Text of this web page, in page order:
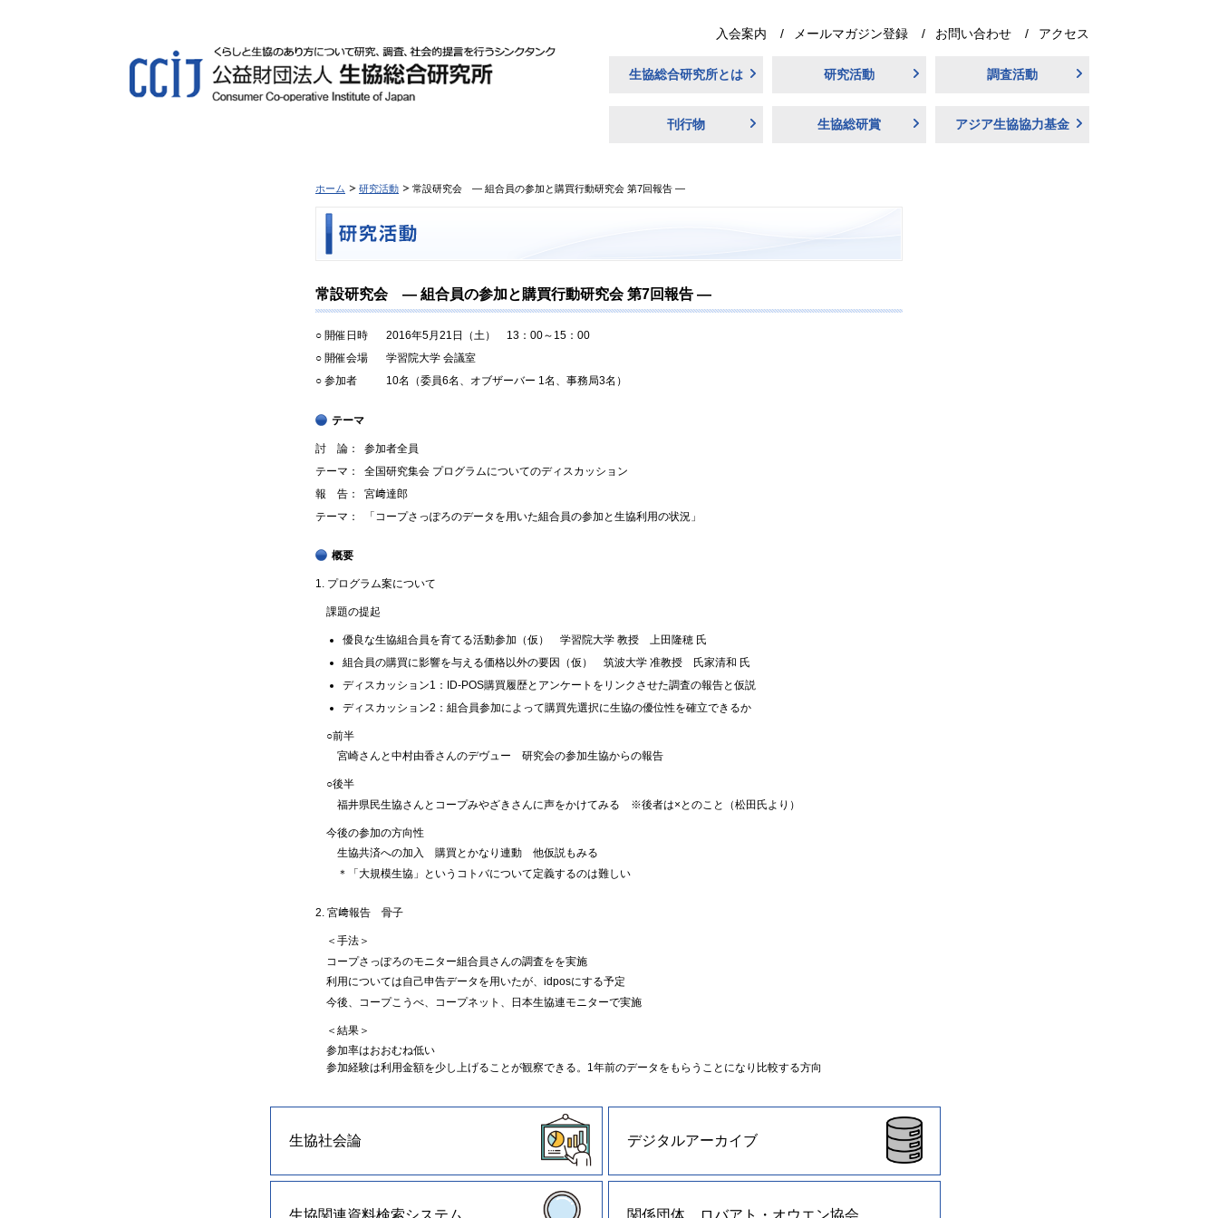
入会案内 メールマガジン登録 お問い合わせ アクセス
生協総合研究所とは 研究活動 調査活動
刊行物 生協総研賞 アジア生協協力基金
ホーム 研究活動 常設研究会 ― 組合員の参加と購買行動研究会 第7回報告 ―
常設研究会 ― 組合員の参加と購買行動研究会 第7回報告 ―
○ 開催日時
2016年5月21日（土） 13：00～15：00
○ 開催会場
学習院大学 会議室
○ 参加者
10名（委員6名、オブザーバー 1名、事務局3名）
テーマ
討 論：
参加者全員
テーマ：
全国研究集会 プログラムについてのディスカッション
報 告：
宮﨑達郎
テーマ：
「コープさっぽろのデータを用いた組合員の参加と生協利用の状況」
概要
1. プログラム案について
課題の提起
優良な生協組合員を育てる活動参加（仮） 学習院大学 教授 上田隆穂 氏
組合員の購買に影響を与える価格以外の要因（仮） 筑波大学 准教授 氏家清和 氏
ディスカッション1：ID-POS購買履歴とアンケートをリンクさせた調査の報告と仮説
ディスカッション2：組合員参加によって購買先選択に生協の優位性を確立できるか
○前半
宮崎さんと中村由香さんのデヴュー 研究会の参加生協からの報告
○後半
福井県民生協さんとコープみやざきさんに声をかけてみる ※後者は×とのこと（松田氏より）
今後の参加の方向性
生協共済への加入 購買とかなり連動 他仮説もみる
＊「大規模生協」というコトバについて定義するのは難しい
2. 宮﨑報告 骨子
＜手法＞
コープさっぽろのモニター組合員さんの調査をを実施
利用については自己申告データを用いたが、idposにする予定
今後、コープこうべ、コープネット、日本生協連モニターで実施
＜結果＞
参加率はおおむね低い
参加経験は利用金額を少し上げることが観察できる。1年前のデータをもらうことになり比較する方向
生協社会論 デジタルアーカイブ
生協関連資料検索システム 関係団体 ロバアト・オウエン協会